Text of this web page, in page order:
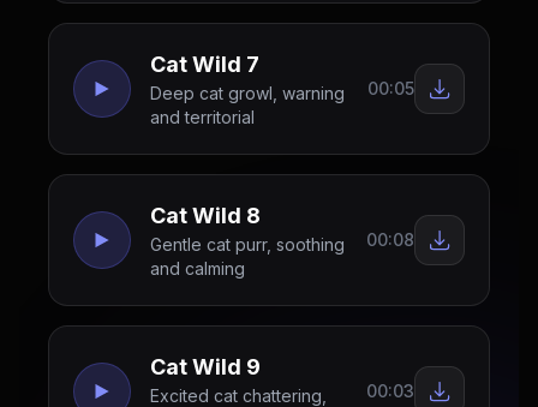
Cat Wild 7
Deep cat growl, warning
and territorial
00:05
Cat Wild 8
Gentle cat purr, soothing
and calming
00:08
Cat Wild 9
Excited cat chattering,
00:03